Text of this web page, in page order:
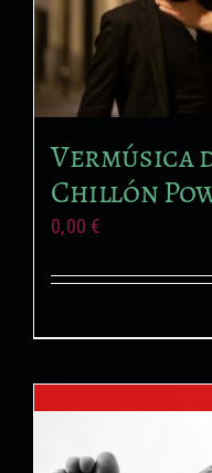
Vermúsica
Chillón
0,00 €